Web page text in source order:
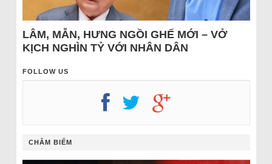
LÂM, MẪN, HƯNG NGỒI GHẾ MỚI – VỞ
KỊCH NGHÌN TỶ VỚI NHÂN DÂN
FOLLOW US
CHÂM BIẾM